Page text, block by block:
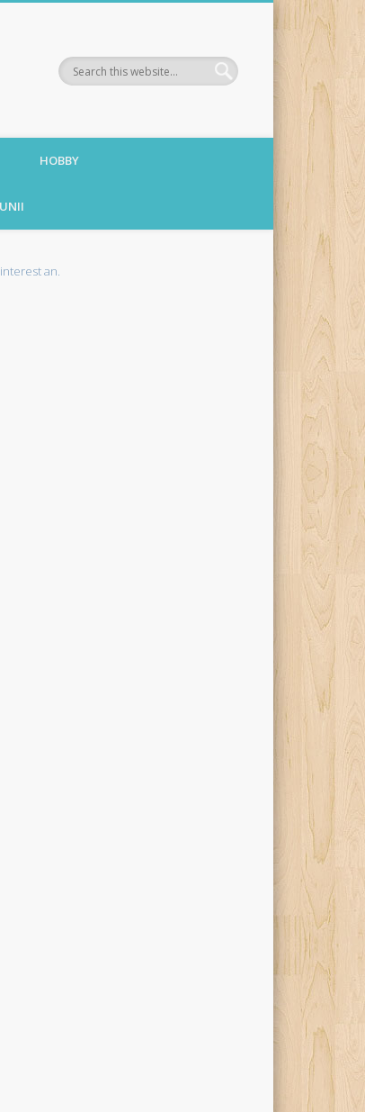
HOBBY
an.